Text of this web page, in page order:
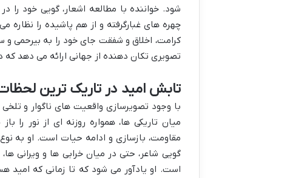
شود. خواننده با مطالعه اشعار، گویی خود را
چهره های غبارگرفته و از هم پاشیده را
کرامت، اخلاق و شفقت جای خود را به بیرحمی و
تصویری تکان دهنده از جهانی ارائه می دهد که
تابش امید در تاریک ترین
با وجود تصویرسازی واقعیت های ناگوار و
میان تاریکی ها، همواره روزنه ای از نور را
مقاومت، بازسازی و ادامه حیات است. او به
گویی شاعر، حتی در میان خرابی ها و ویرانی
است. او یادآور می شود که تا زمانی که امید